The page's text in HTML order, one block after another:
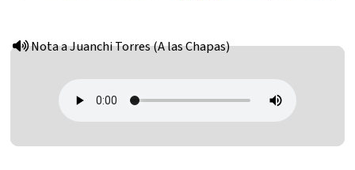
Nota a Juanchi Torres (A las Chapas)